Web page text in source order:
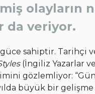
olayların
da veriyor.
güce sahiptir. Tarihçi
(İngiliz Yazarlar
gözlemliyor:
büyük bir gelişme